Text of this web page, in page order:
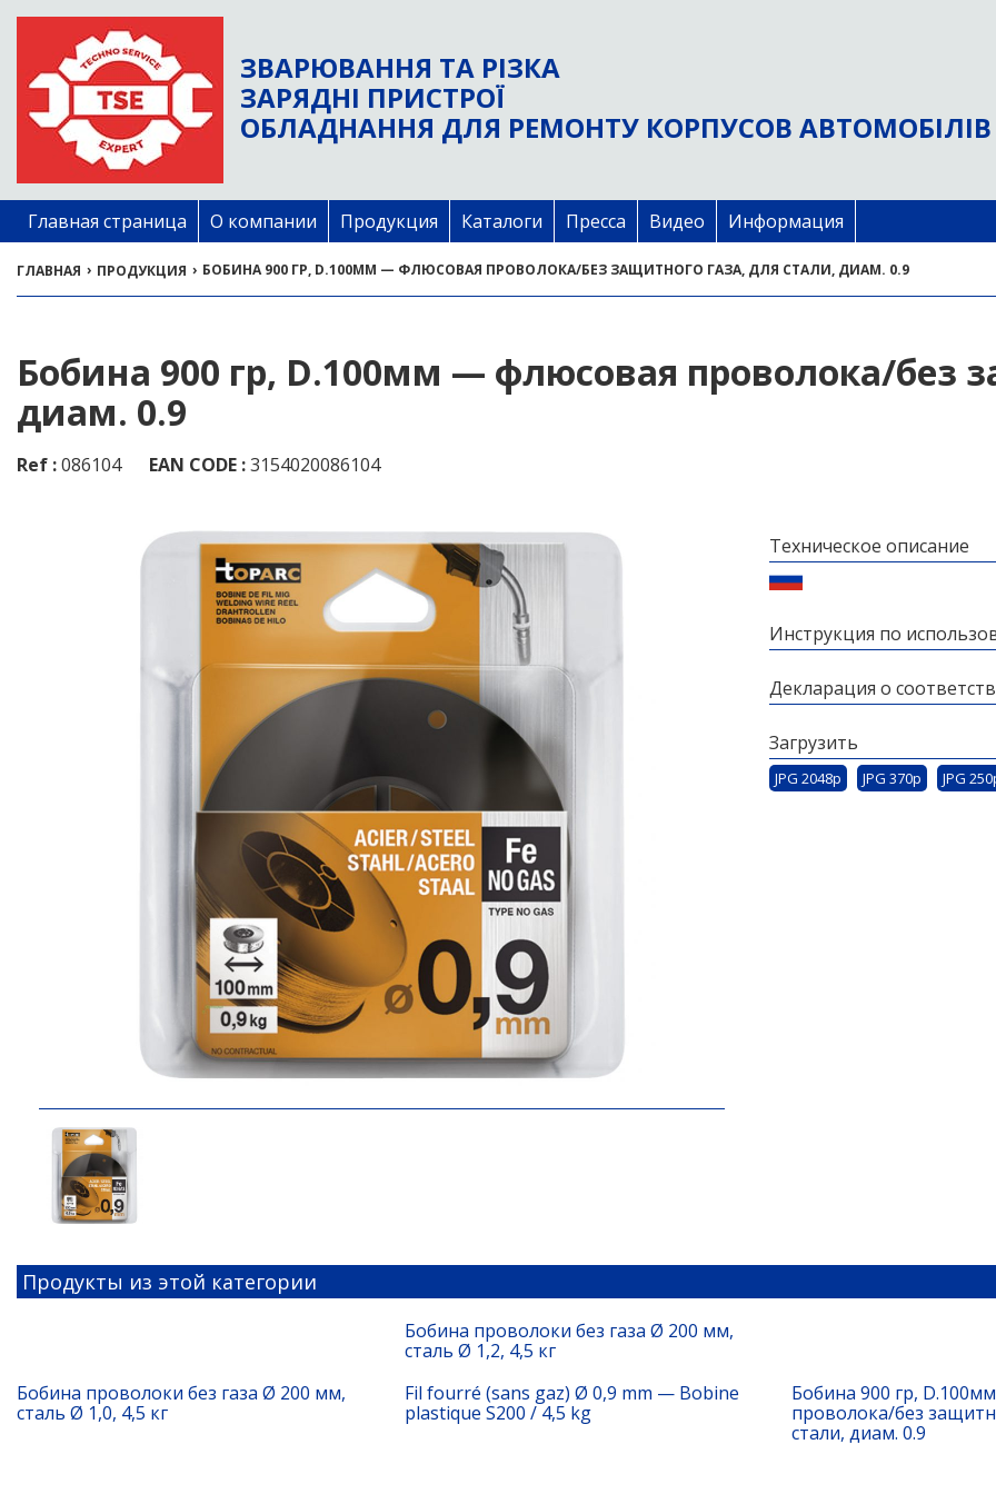
ЗВАРЮВАННЯ ТА РІЗКА
ЗАРЯДНІ ПРИСТРОЇ
ОБЛАДНАННЯ ДЛЯ РЕМОНТУ КОРПУСОВ АВТОМОБІЛІВ
Главная страница О компании Продукция Каталоги Пресса Видео Информация
ГЛАВНАЯ › ПРОДУКЦИЯ › БОБИНА 900 ГР, D.100ММ — ФЛЮСОВАЯ ПРОВОЛОКА/БЕЗ ЗАЩИТНОГО ГАЗА, ДЛЯ СТАЛИ, ДИАМ. 0.9
Бобина 900 гр, D.100мм — флюсовая проволока/без
диам. 0.9
Ref :086104 EAN CODE :3154020086104
Техническое описание
Инструкция по
Декларация о
Загрузить
JPG 2048p JPG 370p JPG
Продукты из этой категории
Бобина проволоки без газа Ø 200 мм,
сталь Ø 1,2, 4,5 кг
Бобина проволоки без газа Ø 200 мм,
сталь Ø 1,0, 4,5 кг
Fil fourré (sans gaz) Ø 0,9 mm — Bobine
plastique S200 / 4,5 kg
Бобина 900 гр,
проволока/без
стали, диам. 0.9